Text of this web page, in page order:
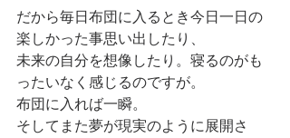
だから毎日布団に入るとき今日一日の
楽しかった事思い出したり、
未来の自分を想像したり。寝るのがも
ったいなく感じるのですが。
布団に入れば一瞬。
そしてまた夢が現実のように展開さ